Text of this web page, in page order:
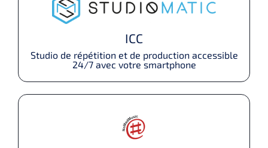
ICC
Studio de répétition et de production accessible
24/7 avec votre smartphone